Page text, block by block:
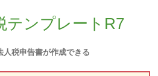
テンプレートR7
人税申告書が作成できる